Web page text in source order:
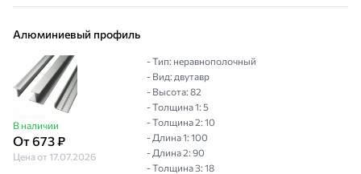
Алюминиевый профиль
В наличии
От 673 ₽
Цена от 17.07.2026
- Тип: неравнополочный
- Вид: двутавр
- Высота: 82
- Толщина 1: 5
- Толщина 2: 10
- Длина 1: 100
- Длина 2: 90
- Толщина 3: 18